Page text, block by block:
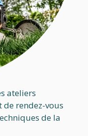
ateliers
rendez-vous
de la